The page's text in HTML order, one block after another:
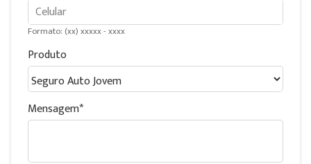
Formato: (xx) xxxxx - xxxx
Produto
Mensagem